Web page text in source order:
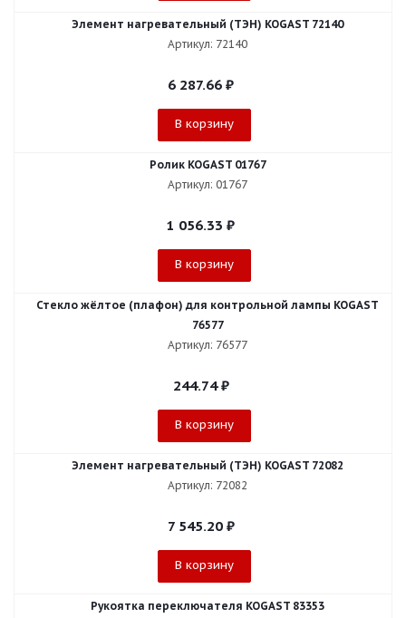
Элемент нагревательный (ТЭН) KOGAST 72140
Артикул: 72140
6 287.66 ₽
В корзину
Ролик KOGAST 01767
Артикул: 01767
1 056.33 ₽
В корзину
Стекло жёлтое (плафон) для контрольной лампы KOGAST
76577
Артикул: 76577
244.74₽
В корзину
Элемент нагревательный (ТЭН) KOGAST 72082
Артикул: 72082
7 545.20₽
В корзину
Рукоятка переключателя KOGAST 83353